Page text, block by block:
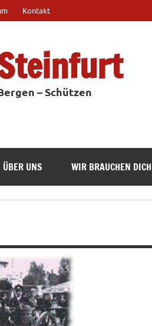
Kontakt
– Schützen
ÜBER UNS WIR BRAUCHEN